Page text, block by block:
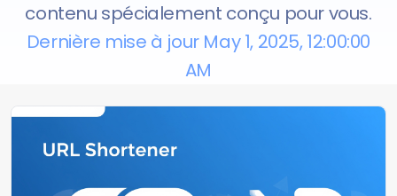
contenu spécialement conçu pour vous.
Dernière mise à jour May 1, 2025, 12:00:00
AM